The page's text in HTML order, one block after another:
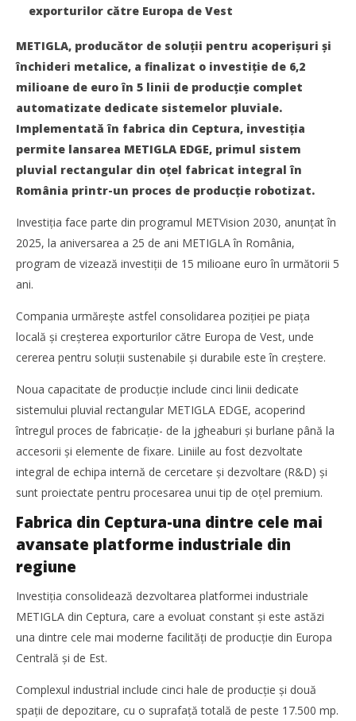
NOW VIEWING
Primul sistem pluvial rectangular din oțel produs în
România. METIGLA investește 6,2 milioane euro în linii
robotizate
TransLogistica România 2026 reunește industria de
transport și logistică la București între 8-10 septembrie
Mariana
Pătru
exporturilor către Europa de Vest
METIGLA, producător de soluții pentru acoperișuri și
închideri metalice, a finalizat o investiție de 6,2
milioane de euro în 5 linii de producție complet
automatizate dedicate sistemelor pluviale.
Implementată în fabrica din Ceptura, investiția
permite lansarea METIGLA EDGE, primul sistem
pluvial rectangular din oțel fabricat integral în
România printr-un proces de producție robotizat.
Investiția face parte din programul METVision 2030, anunțat în
2025, la aniversarea a 25 de ani METIGLA în România,
program de vizează investiții de 15 milioane euro în următorii 5
ani.
Compania urmărește astfel consolidarea poziției pe piața
locală și creșterea exporturilor către Europa de Vest, unde
cererea pentru soluții sustenabile și durabile este în creștere.
Noua capacitate de producție include cinci linii dedicate
sistemului pluvial rectangular METIGLA EDGE, acoperind
întregul proces de fabricație- de la jgheaburi și burlane până la
accesorii și elemente de fixare. Liniile au fost dezvoltate
integral de echipa internă de cercetare și dezvoltare (R&D) și
sunt proiectate pentru procesarea unui tip de oțel premium.
Fabrica din Ceptura-una dintre cele mai
avansate platforme industriale din
regiune
Investiția consolidează dezvoltarea platformei industriale
METIGLA din Ceptura, care a evoluat constant și este astăzi
una dintre cele mai moderne facilități de producție din Europa
Centrală și de Est.
Complexul industrial include cinci hale de producție și două
spații de depozitare, cu o suprafață totală de peste 17.500 mp.